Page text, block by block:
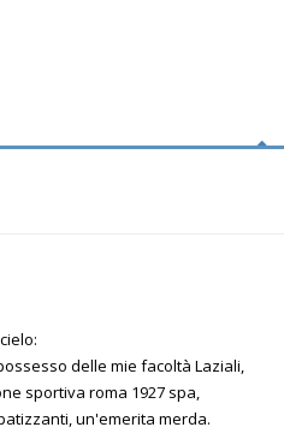
delle mie facoltà Laziali,
sportiva roma 1927 spa,
un'emerita merda.